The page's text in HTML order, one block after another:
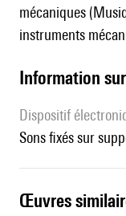
mécaniques
instruments
Information
Dispositif
sons fixés sur
œuvres